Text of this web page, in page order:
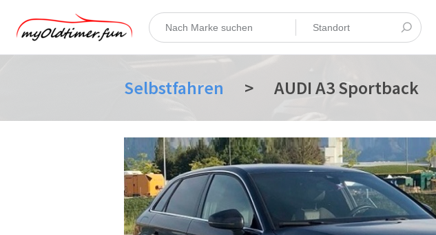
Selbstfahren > AUDI A3 Sportback